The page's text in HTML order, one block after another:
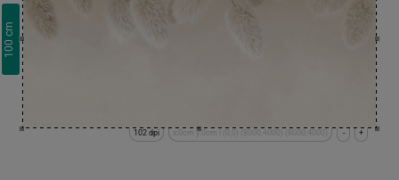
100
cm
+
-
x:0cm y:0cm | (0,0) (8000,4000) (8000,4000)
102 dpi